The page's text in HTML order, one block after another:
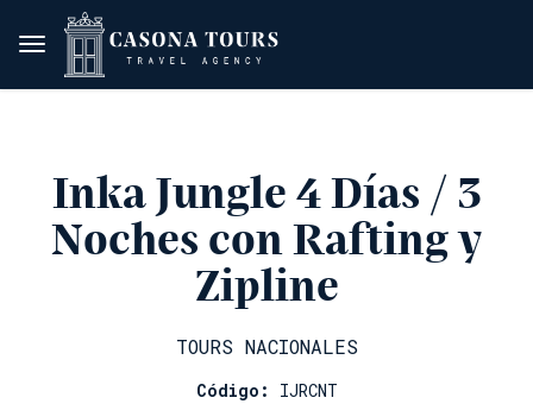
Inka Jungle 4 Días / 3
Noches con Rafting y
Zipline
TOURS NACIONALES
Código: IJRCNT